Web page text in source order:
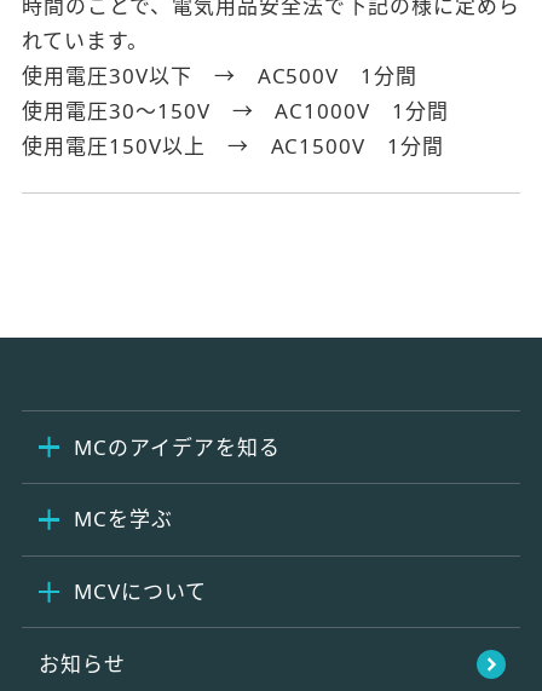
れています。
使用電圧30V以下 → AC500V 1分間
使用電圧30～150V → AC1000V 1分間
使用電圧150V以上 → AC1500V 1分間
MCのアイデアを知る
MCを学ぶ
MCVについて
お知らせ